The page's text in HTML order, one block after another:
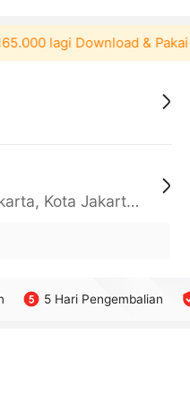
lagi Download & Pakai！
Daerah Khusus Ibukota Jakarta, Kota Jakarta Barat, Cengkareng, yy
5 Hari Pengembalian